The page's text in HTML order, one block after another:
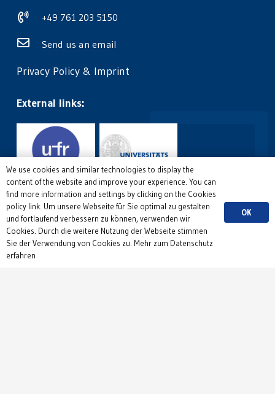
+49 761 203 5150
Send us an email
Privacy Policy & Imprint
External links:
We use cookies and similar technologies to display the
content of the website and improve your experience. You can
find more information and settings by clicking on the Cookies
policy link. Um unsere Webseite für Sie optimal zu gestalten
und fortlaufend verbessern zu können, verwenden wir
Cookies. Durch die weitere Nutzung der Webseite stimmen
Sie der Verwendung von Cookies zu. Mehr zum Datenschutz
erfahren
OK